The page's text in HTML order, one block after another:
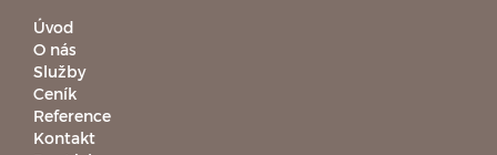
Úvod
O nás
Služby
Ceník
Reference
Kontakt